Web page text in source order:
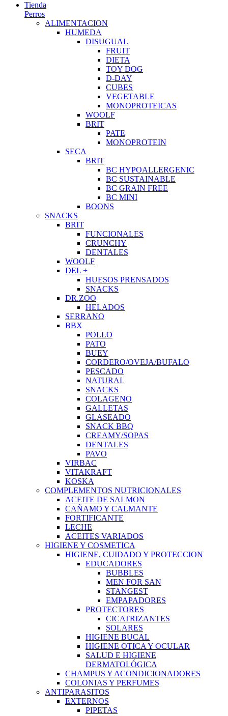
Tienda
Perros
ALIMENTACION
HUMEDA
DISUGUAL
FRUIT
DIETA
TOY DOG
D-DAY
CUBES
VEGETABLE
MONOPROTEICAS
WOOLF
BRIT
PATE
MONOPROTEIN
SECA
BRIT
BC HYPOALLERGENIC
BC SUSTAINABLE
BC GRAIN FREE
BC MINI
BOONS
SNACKS
BRIT
FUNCIONALES
CRUNCHY
DENTALES
WOOLF
DEL +
HUESOS PRENSADOS
SNACKS
DR.ZOO
HELADOS
SERRANO
BBX
POLLO
PATO
BUEY
CORDERO/OVEJA/BUFALO
PESCADO
NATURAL
SNACKS
COLAGENO
GALLETAS
GLASEADO
SNACK BBQ
CREAMY/SOPAS
DENTALES
PAVO
VIRBAC
VITAKRAFT
KOSKA
COMPLEMENTOS NUTRICIONALES
ACEITE DE SALMON
CAÑAMO Y CALMANTE
FORTIFICANTE
LECHE
ACEITES VARIADOS
HIGIENE Y COSMETICA
HIGIENE, CUIDADO Y PROTECCION
EDUCADORES
BUBBLES
MEN FOR SAN
STANGEST
EMPAPADORES
PROTECTORES
CICATRIZANTES
SOLARES
HIGIENE BUCAL
HIGIENE OTICA Y OCULAR
SALUD E HIGIENE
DERMATOLÓGICA
CHAMPUS Y ACONDICIONADORES
COLONIAS Y PERFUMES
ANTIPARASITOS
EXTERNOS
PIPETAS